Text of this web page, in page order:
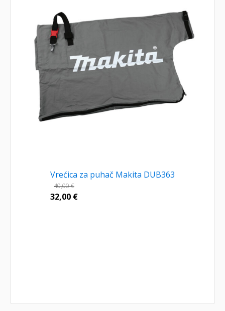
Vrećica za puhač Makita DUB363
40,00€
32,00 €